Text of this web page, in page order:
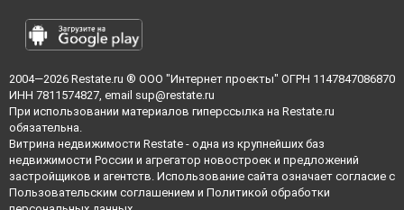
2004—2026 Restate.ru ® ООО "Интернет проекты" ОГРН 1147847086870
ИНН 7811574827, email sup@restate.ru
При использовании материалов гиперссылка на Restate.ru
обязательна.
Витрина недвижимости Restate - одна из крупнейших баз
недвижимости России и агрегатор новостроек и предложений
застройщиков и агентств. Использование сайта означает согласие с
Пользовательским соглашением и Политикой обработки